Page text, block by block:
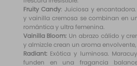
Fruity Candy: Juiciosa y
y vainilla cremosa se combinan en
romántica y ultra femenina.
Vainilla Bloom: Un abrazo cálido y
y almizcle crean un aroma
Radiant: Exótica y luminosa.
funden en una fragancia